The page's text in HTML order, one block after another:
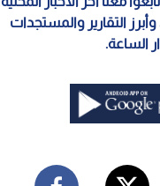
التقارير والمستجدات
الساعة.